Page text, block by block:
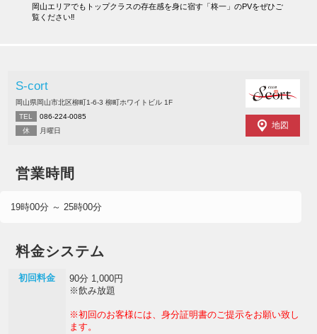
岡山エリアでもトップクラスの存在感を身に宿す「柊一」のPVをぜひご
覧ください‼︎
S-cort
岡山県岡山市北区柳町1-6-3 柳町ホワイトビル 1F
TEL
086-224-0085
休
月曜日 地図
営業時間
19時00分 ～ 25時00分
料金システム
初回料金
90分 1,000円
※飲み放題
※初回のお客様には、身分証明書のご提示をお願い致し
ます。